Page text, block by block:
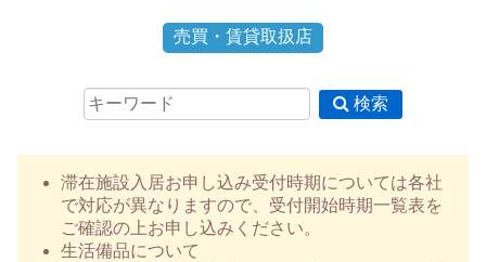
売買・賃貸取扱店
検索
滞在施設入居お申し込み受付時期については各社
で対応が異なりますので、受付開始時期一覧表を
ご確認の上お申し込みください。
生活備品について